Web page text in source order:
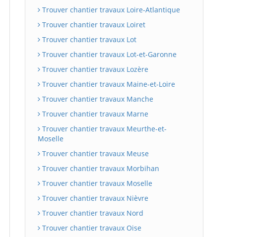
Trouver chantier travaux Loire-Atlantique
Trouver chantier travaux Loiret
Trouver chantier travaux Lot
Trouver chantier travaux Lot-et-Garonne
Trouver chantier travaux Lozère
Trouver chantier travaux Maine-et-Loire
Trouver chantier travaux Manche
Trouver chantier travaux Marne
Trouver chantier travaux Meurthe-et-
Moselle
Trouver chantier travaux Meuse
Trouver chantier travaux Morbihan
Trouver chantier travaux Moselle
Trouver chantier travaux Nièvre
Trouver chantier travaux Nord
Trouver chantier travaux Oise